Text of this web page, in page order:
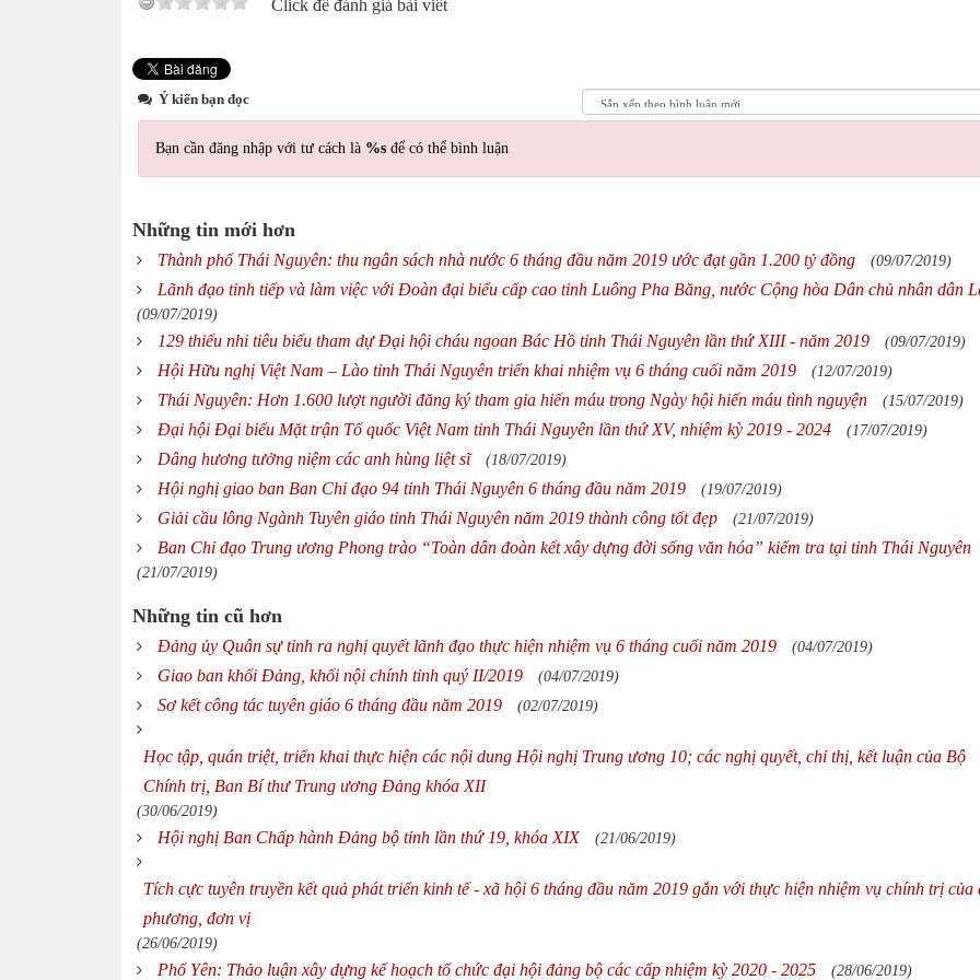
Click để đánh giá bài viết
Ý kiến bạn đọc
Bạn cần đăng nhập với tư cách là %s để có thể bình luận
Những tin mới hơn
Thành phố Thái Nguyên: thu ngân sách nhà nước 6 tháng đầu năm 2019 ước đạt gần 1.200 tỷ đồng (09/07/2019)
Lãnh đạo tỉnh tiếp và làm việc với Đoàn đại biểu cấp cao tỉnh Luông Pha Băng, nước Cộng hòa Dân chủ nhân dân
(09/07/2019)
129 thiếu nhi tiêu biểu tham dự Đại hội cháu ngoan Bác Hồ tỉnh Thái Nguyên lần thứ XIII - năm 2019 (09/07/2019)
Hội Hữu nghị Việt Nam – Lào tỉnh Thái Nguyên triển khai nhiệm vụ 6 tháng cuối năm 2019 (12/07/2019)
Thái Nguyên: Hơn 1.600 lượt người đăng ký tham gia hiến máu trong Ngày hội hiến máu tình nguyện (15/07/2019)
Đại hội Đại biểu Mặt trận Tổ quốc Việt Nam tỉnh Thái Nguyên lần thứ XV, nhiệm kỳ 2019 - 2024 (17/07/2019)
Dâng hương tưởng niệm các anh hùng liệt sĩ (18/07/2019)
Hội nghị giao ban Ban Chỉ đạo 94 tỉnh Thái Nguyên 6 tháng đầu năm 2019 (19/07/2019)
Giải cầu lông Ngành Tuyên giáo tỉnh Thái Nguyên năm 2019 thành công tốt đẹp (21/07/2019)
Ban Chỉ đạo Trung ương Phong trào “Toàn dân đoàn kết xây dựng đời sống văn hóa” kiểm tra tại tỉnh Thái Nguyên
(21/07/2019)
Những tin cũ hơn
Đảng ủy Quân sự tỉnh ra nghị quyết lãnh đạo thực hiện nhiệm vụ 6 tháng cuối năm 2019 (04/07/2019)
Giao ban khối Đảng, khối nội chính tỉnh quý II/2019 (04/07/2019)
Sơ kết công tác tuyên giáo 6 tháng đầu năm 2019 (02/07/2019)
Học tập, quán triệt, triển khai thực hiện các nội dung Hội nghị Trung ương 10; các nghị quyết, chỉ thị, kết luận của Bộ
Chính trị, Ban Bí thư Trung ương Đảng khóa XII
(30/06/2019)
Hội nghị Ban Chấp hành Đảng bộ tỉnh lần thứ 19, khóa XIX (21/06/2019)
Tích cực tuyên truyền kết quả phát triển kinh tế - xã hội 6 tháng đầu năm 2019 gắn với thực hiện nhiệm vụ chính trị của
phương, đơn vị
(26/06/2019)
Phổ Yên: Thảo luận xây dựng kế hoạch tổ chức đại hội đảng bộ các cấp nhiệm kỳ 2020 - 2025 (28/06/2019)